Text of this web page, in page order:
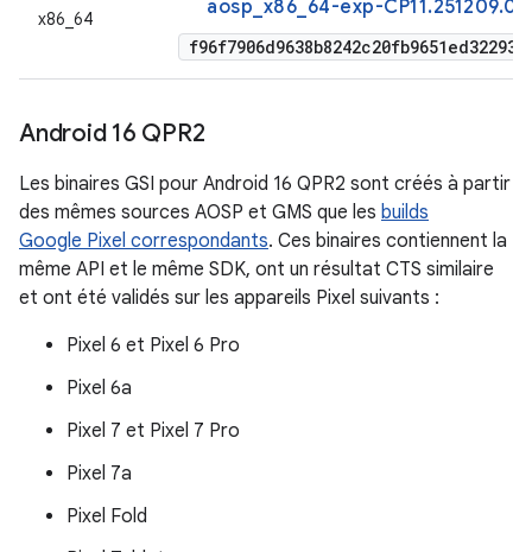
x86_64 aosp_x86_64-exp-
Android 16 QPR2
Les binaires GSI pour Android 16 QPR2 sont créés à partir
des mêmes sources AOSP et GMS que les builds
Google Pixel correspondants. Ces binaires contiennent la
même API et le même SDK, ont un résultat CTS similaire
et ont été validés sur les appareils Pixel suivants :
Pixel 6 et Pixel 6 Pro
Pixel 6a
Pixel 7 et Pixel 7 Pro
Pixel 7a
Pixel Fold